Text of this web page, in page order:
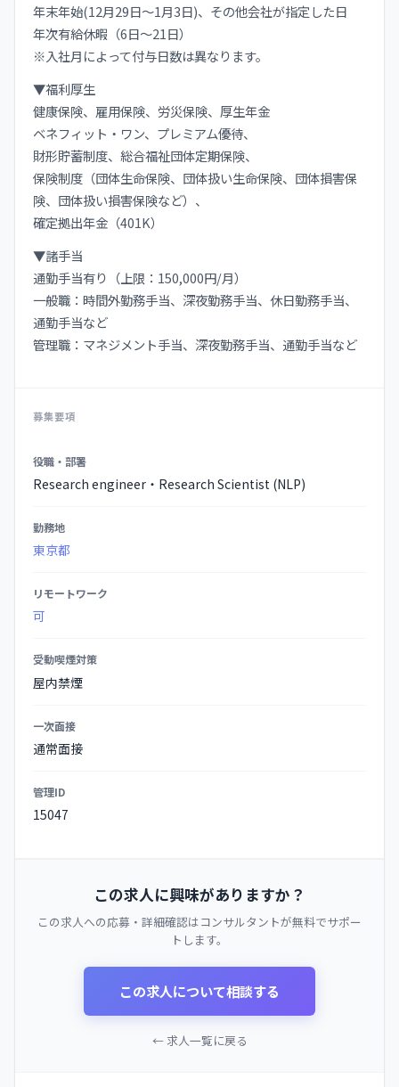
年末年始(12月29日〜1月3日)、その他会社が指定した日
年次有給休暇（6日〜21日）
※入社月によって付与日数は異なります。
▼福利厚生
健康保険、雇用保険、労災保険、厚生年金
ベネフィット・ワン、プレミアム優待、
財形貯蓄制度、総合福祉団体定期保険、
保険制度（団体生命保険、団体扱い生命保険、団体損害保
険、団体扱い損害保険など）、
確定拠出年金（401K）
▼諸手当
通勤手当有り（上限：150,000円/月）
一般職：時間外勤務手当、深夜勤務手当、休日勤務手当、
通勤手当など
管理職：マネジメント手当、深夜勤務手当、通勤手当など
募集要項
集
要
詳
役職・部署
Research engineer・Research Scientist (NLP)
勤務地
東京都
リモートワーク
可
受動喫煙対策
屋内禁煙
一次面接
通常面接
管理ID
15047
この求人に興味がありますか？
この求人への応募・詳細確認はコンサルタントが無料でサポー
トします。
この求人について相談する
← 求人一覧に戻る